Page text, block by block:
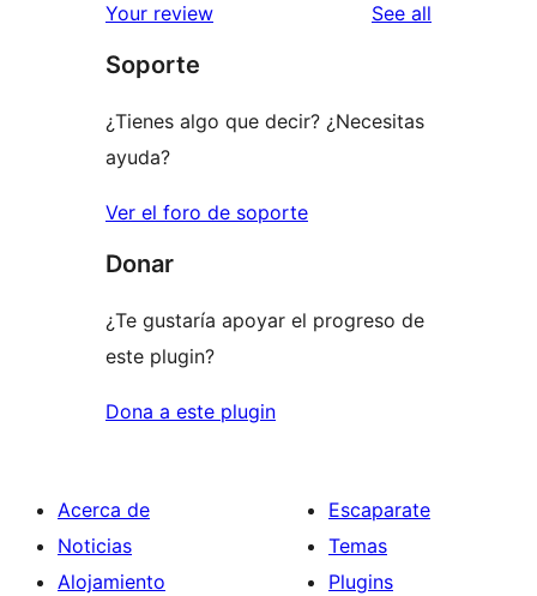
reviews
star
reviews
Your review See all
Soporte
¿Tienes algo que decir? ¿Necesitas
ayuda?
Ver el foro de soporte
Donar
¿Te gustaría apoyar el progreso de
este plugin?
Dona a este plugin
Acerca de
Noticias
Alojamiento
Escaparate
Temas
Plugins